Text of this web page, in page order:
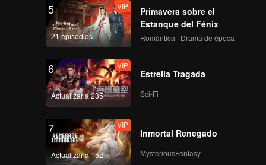
ASIA S2 LU JUNXI
Primera Cámara de
Primera Cámara de
5
21 episodios
VIP
Primavera sobre el
Estanque del Fénix
Romántica · Drama de época
6
Actualizar a 235
VIP
Estrella Tragada
Sci-Fi
7
Actualizar a 152
VIP
Inmortal Renegado
MysteriousFantasy